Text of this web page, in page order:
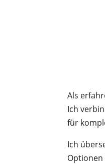
Als
Ich
für
Ich
Optionen